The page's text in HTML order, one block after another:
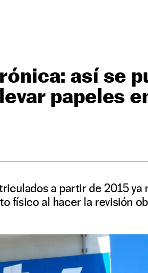
así se
papeles
a partir de 2015 ya
físico al hacer la revisión